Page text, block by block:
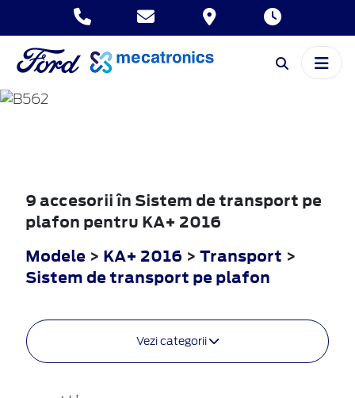
KA+
9 accesorii în Sistem de transport pe
plafon pentru KA+ 2016
Modele > KA+ 2016 > Transport >
Sistem de transport pe plafon
Vezi categorii